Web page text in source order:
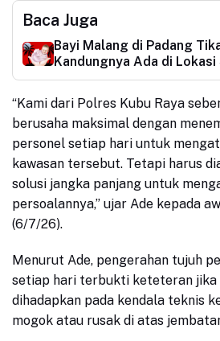
Baca Juga
Bayi Malang di Padang
Kandungnya Ada di Lokasi
“Kami dari Polres Kubu Raya
berusaha maksimal dengan
personel setiap hari untuk
kawasan tersebut. Tetapi harus
solusi jangka panjang untuk
persoalannya,” ujar Ade kepada
(6/7/26).
Menurut Ade, pengerahan tujuh
setiap hari terbukti keteteran jika
dihadapkan pada kendala teknis
mogok atau rusak di atas